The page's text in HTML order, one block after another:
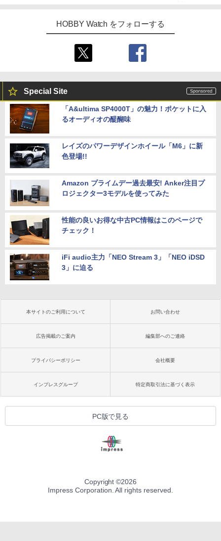
HOBBY Watch をフォローする
Special Site
「A&ultima SP4000T」の魅力！ポケットに入
るオーディオの醍醐味
レイズのパワーデザインホイール「M6」に新
色登場!!
Amazon プライムデー過去最安! Anker注目プ
ロジェクター3モデルを使ってみた
性能の良いお得な中古PC情報はこのページで
チェック！
iFi audio主力「NEO Stream 3」「NEO iDSD
3」に迫る
本サイトのご利用について お問い合わせ
広告掲載のご案内 編集部へのご連絡
プライバシーポリシー 会社概要
インプレスグループ 特定商取引法に基づく表示
PC版で見る
Copyright ©2026
Impress Corporation. All rights reserved.